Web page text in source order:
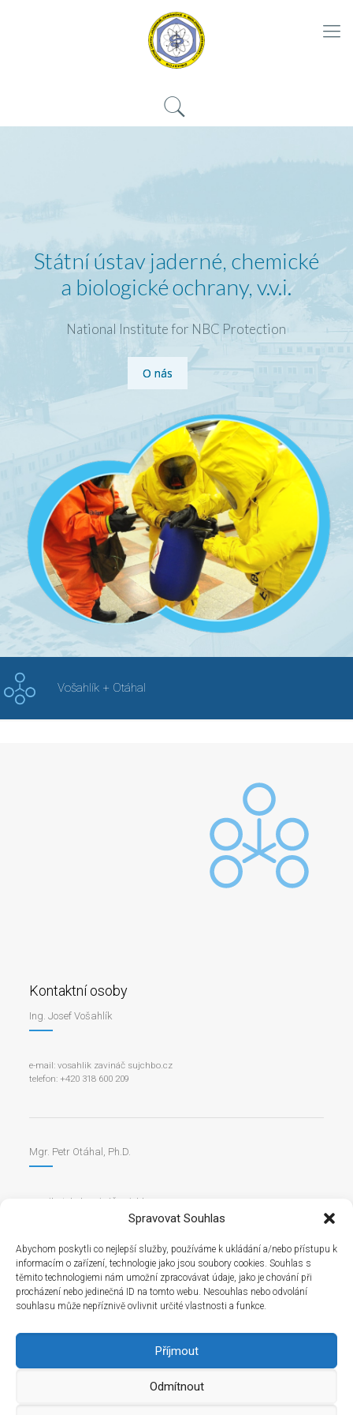
Spravovat Souhlas
Abychom poskytli co nejlepší služby, používáme k ukládání a/nebo přístupu k
informacím o zařízení, technologie jako jsou soubory cookies. Souhlas s
těmito technologiemi nám umožní zpracovávat údaje, jako je chování při
procházení nebo jedinečná ID na tomto webu. Nesouhlas nebo odvolání
souhlasu může nepříznivě ovlivnit určité vlastnosti a funkce.
Příjmout
Odmítnout
Státní ústav jaderné, chemické
a biologické ochrany, v.v.i.
National Institute for NBC Protection
O nás
Vošahlík + Otáhal
Kontaktní osoby
Ing. Josef Vošahlík
e-mail: vosahlik zavináč sujchbo.cz
telefon: +420 318 600 209
Mgr. Petr Otáhal, Ph.D.
e-mail: otahal zavináč sujchbo.cz
telefon: +420 318 600 346